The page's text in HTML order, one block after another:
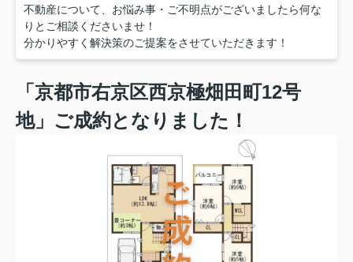
不動産について、お悩み事・ご不明点がございましたら何な
りとご相談くださいませ！
分かりやすく解決策のご提案をさせていただきます！
「京都市右京区西京極畑田町12号
地」ご成約となりました！